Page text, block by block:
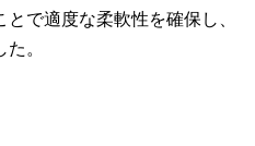
で適度な柔軟性を確保し、
。